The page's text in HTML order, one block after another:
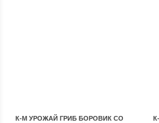
К-М УРОЖАЙ ГРИБ БОРОВИК СО